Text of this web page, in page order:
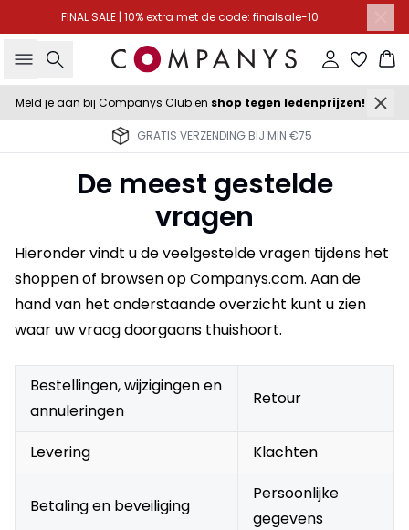
FINAL SALE | 10% extra met de code: finalsale-10
Zoeken Inloggen
Meld je aan bij Companys Club en shop tegen ledenprijzen!
LEVERING 2-3 WERKDAGEN
De meest gestelde
vragen
Hieronder vindt u de veelgestelde vragen tijdens het
shoppen of browsen op Companys.com. Aan de
hand van het onderstaande overzicht kunt u zien
waar uw vraag doorgaans thuishoort.
Bestellingen, wijzigingen en
annuleringen
Retour
Levering Klachten
Betaling en beveiliging
Persoonlijke
gegevens